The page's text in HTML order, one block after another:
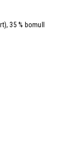
35 % bomull